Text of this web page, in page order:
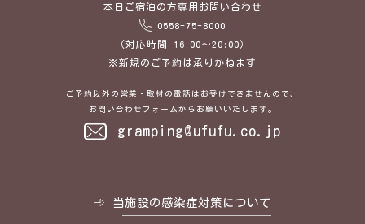
本日ご宿泊の方専用お問い合わせ
0558-75-8000
（対応時間 16:00～20:00）
※新規のご予約は承りかねます
ご予約以外の営業・取材の電話はお受けできませんので、
お問い合わせフォームからお願いいたします。
gramping@ufufu.co.jp
当施設の感染症対策について